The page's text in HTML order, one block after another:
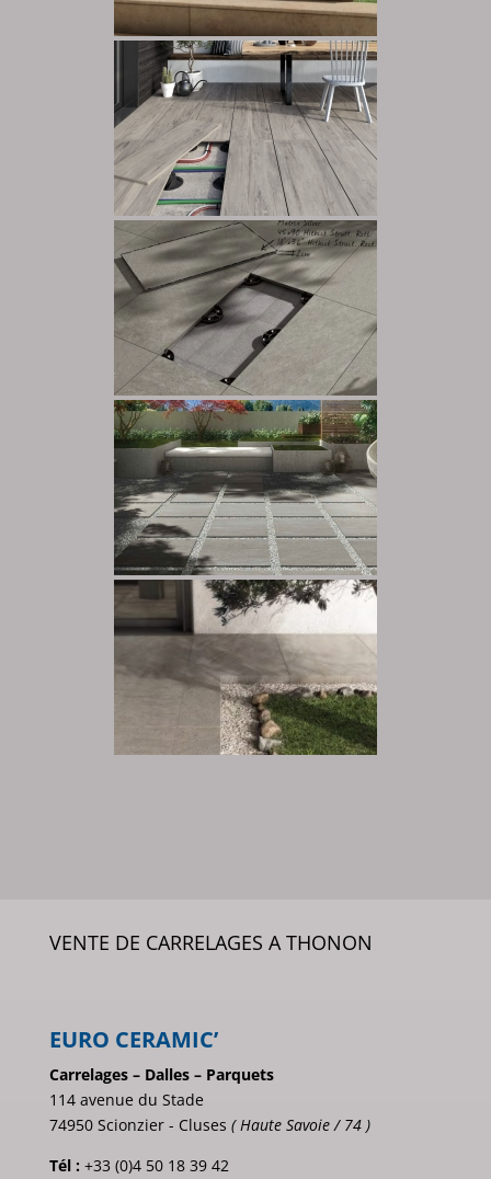
VENTE DE CARRELAGES A THONON
EURO CERAMIC’
Carrelages – Dalles – Parquets
114 avenue du Stade
74950 Scionzier - Cluses ( Haute Savoie / 74 )
Tél : +33 (0)4 50 18 39 42